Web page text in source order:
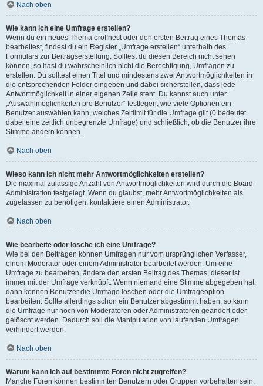
Nach oben
Wie kann ich eine Umfrage erstellen?
Wenn du ein neues Thema eröffnest oder den ersten Beitrag eines Themas
bearbeitest, findest du ein Register „Umfrage erstellen“ unterhalb des
Formulars zur Beitragserstellung. Solltest du diesen Bereich nicht sehen
können, so hast du wahrscheinlich nicht die Berechtigung, Umfragen zu
erstellen. Du solltest einen Titel und mindestens zwei Antwortmöglichkeiten in
die entsprechenden Felder eingeben und dabei sicherstellen, dass jede
Antwortmöglichkeit in einer eigenen Zeile steht. Du kannst auch unter
„Auswahlmöglichkeiten pro Benutzer“ festlegen, wie viele Optionen ein
Benutzer auswählen kann, welches Zeitlimit für die Umfrage gilt (0 bedeutet
dabei eine zeitlich unbegrenzte Umfrage) und schließlich, ob die Benutzer ihre
Stimme ändern können.
Nach oben
Wieso kann ich nicht mehr Antwortmöglichkeiten erstellen?
Die maximal zulässige Anzahl von Antwortmöglichkeiten wird durch die Board-
Administration festgelegt. Wenn du glaubst, mehr Antwortmöglichkeiten als
zugelassen zu benötigen, kontaktiere einen Administrator.
Nach oben
Wie bearbeite oder lösche ich eine Umfrage?
Wie bei den Beiträgen können Umfragen nur vom ursprünglichen Verfasser,
einem Moderator oder einem Administrator bearbeitet werden. Um eine
Umfrage zu bearbeiten, ändere den ersten Beitrag des Themas; dieser ist
immer mit der Umfrage verknüpft. Wenn niemand eine Stimme abgegeben hat,
dann können Benutzer die Umfrage löschen oder die Umfrageoption
bearbeiten. Sollte allerdings schon ein Benutzer abgestimmt haben, so kann
die Umfrage nur noch von Moderatoren oder Administratoren geändert oder
gelöscht werden. Dadurch soll die Manipulation von laufenden Umfragen
verhindert werden.
Nach oben
Warum kann ich auf bestimmte Foren nicht zugreifen?
Manche Foren können bestimmten Benutzern oder Gruppen vorbehalten sein.